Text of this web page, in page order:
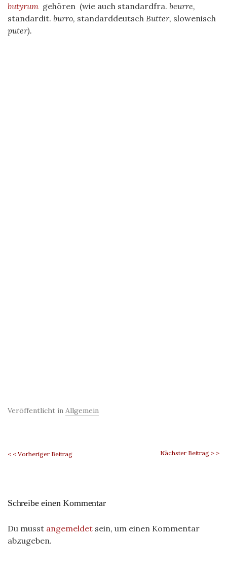
butyrum gehören (wie auch standardfra. beurre,
standardit. burro, standarddeutsch Butter, slowenisch
puter).
Veröffentlicht in Allgemein
< < Vorheriger Beitrag Nächster Beitrag > >
Schreibe einen Kommentar
Du musst angemeldet sein, um einen Kommentar
abzugeben.